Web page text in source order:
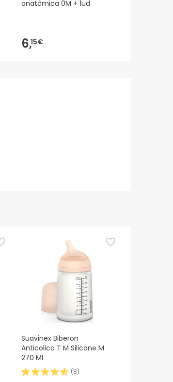
anatômica 0M + 1ud
6,15€
Suavinex Biberon
Anticolico T M Silicone M
270 Ml
(8)